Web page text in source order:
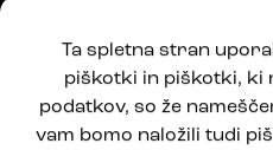
Ta spletna stran
piškotki in piškotki, ki
podatkov, so že
vam bomo naložili tudi